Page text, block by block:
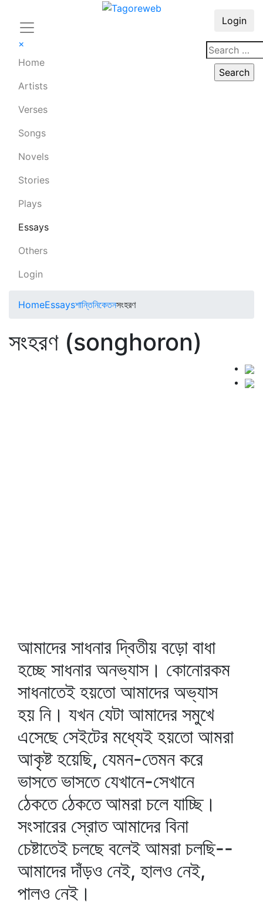
×
Home
Artists
Verses
Songs
Novels
Stories
Plays
Essays
Others
Login
Login
HomeEssaysশান্তিনিকেতনসংহরণ
সংহরণ (songhoron)
আমাদের সাধনার দ্বিতীয় বড়ো বাধা
হচ্ছে সাধনার অনভ্যাস। কোনোরকম
সাধনাতেই হয়তো আমাদের অভ্যাস
হয় নি। যখন যেটা আমাদের সমুখে
এসেছে সেইটের মধ্যেই হয়তো আমরা
আকৃষ্ট হয়েছি, যেমন-তেমন করে
ভাসতে ভাসতে যেখানে-সেখানে
ঠেকতে ঠেকতে আমরা চলে যাচ্ছি।
সংসারের স্রোত আমাদের বিনা
চেষ্টাতেই চলছে বলেই আমরা চলছি--
আমাদের দাঁড়ও নেই, হালও নেই,
পালও নেই।